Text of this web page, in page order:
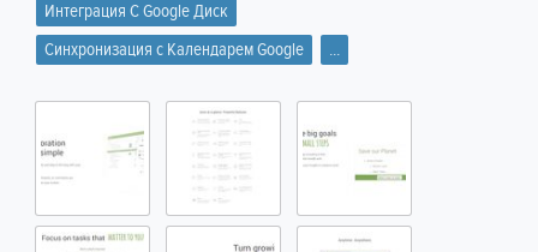
Интеграция C Google Диск
Синхронизация с Календарем Google
...